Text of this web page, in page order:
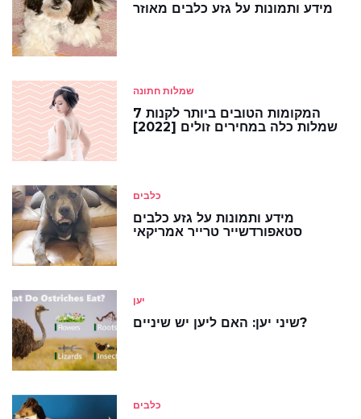
מידע ותמונות על גזע כלבים מאוזר
שמלות חתונה
7 המקומות הטובים ביותר לקנות
שמלות כלה במחירים זולים [2022]
כלבים
מידע ותמונות על גזע כלבים
סטאפורדשייר טרייר אמריקאי
יען
שיני יען: האם ליען יש שיניים?
כלבים